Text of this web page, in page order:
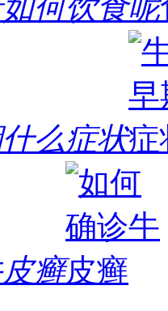
何饮食呢
么症状
癣